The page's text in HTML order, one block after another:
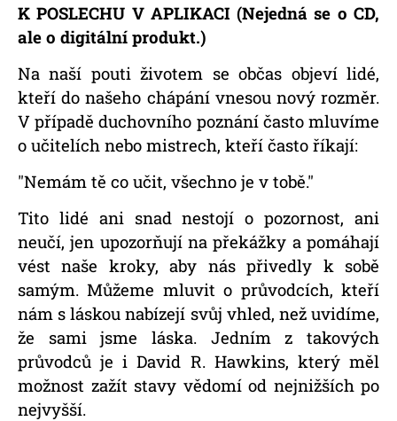
K POSLECHU V APLIKACI (Nejedná se o CD,
ale o digitální produkt.)
Na naší pouti životem se občas objeví lidé,
kteří do našeho chápání vnesou nový rozměr.
V případě duchovního poznání často mluvíme
o učitelích nebo mistrech, kteří často říkají:
"Nemám tě co učit, všechno je v tobě."
Tito lidé ani snad nestojí o pozornost, ani
neučí, jen upozorňují na překážky a pomáhají
vést naše kroky, aby nás přivedly k sobě
samým. Můžeme mluvit o průvodcích, kteří
nám s láskou nabízejí svůj vhled, než uvidíme,
že sami jsme láska. Jedním z takových
průvodců je i David R. Hawkins, který měl
možnost zažít stavy vědomí od nejnižších po
nejvyšší.